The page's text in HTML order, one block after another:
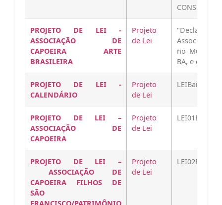
PROJETO DE LEI -
ASSOCIAÇÃO DE
CAPOEIRA ARTE
BRASILEIRA
Projeto
de Lei
"Declara
Associação
no
BA, e dá…
PROJETO DE LEI -
CALENDÁRIO
Projeto
de Lei
LEIBaixar
PROJETO DE LEI –
ASSOCIAÇÃO DE
CAPOEIRA
Projeto
de Lei
LEI01Baixar
PROJETO DE LEI –
ASSOCIAÇÃO DE
CAPOEIRA FILHOS DE
SÃO
Projeto
de Lei
LEI02Baixar